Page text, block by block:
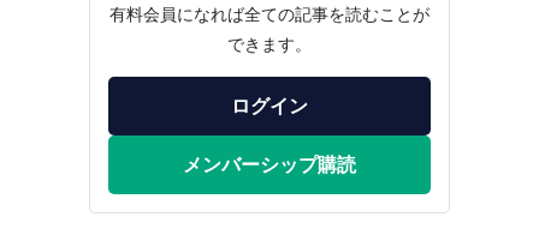
有料会員になれば全ての記事を読むことが
できます。
ログイン
メンバーシップ購読